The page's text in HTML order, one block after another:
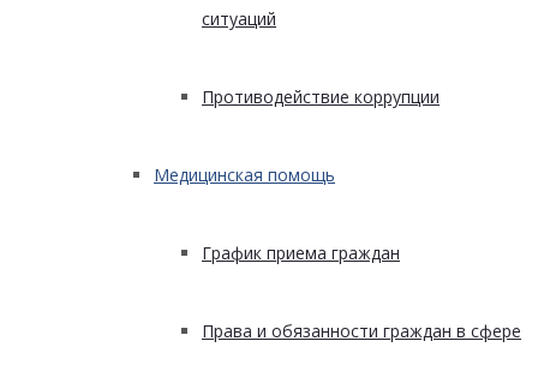
ситуаций
Противодействие коррупции
Медицинская помощь
График приема граждан
Права и обязанности граждан в сфере